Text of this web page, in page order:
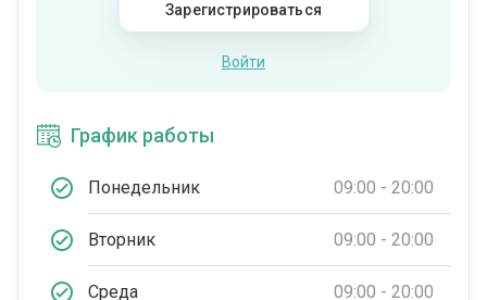
Зарегистрироваться
Войти
График работы
Понедельник 09:00 - 20:00
Вторник 09:00 - 20:00
Среда 09:00 - 20:00